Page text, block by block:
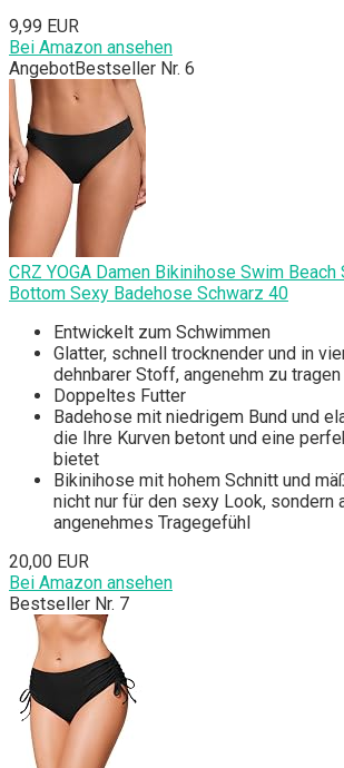
9,99 EUR
Bei Amazon ansehen
AngebotBestseller Nr. 6
CRZ YOGA Damen Bikinihose Swim
Bottom Sexy Badehose Schwarz 40
Entwickelt zum Schwimmen
Glatter, schnell trocknender und in
dehnbarer Stoff, angenehm zu tragen
Doppeltes Futter
Badehose mit niedrigem Bund und
die Ihre Kurven betont und eine
bietet
Bikinihose mit hohem Schnitt und
nicht nur für den sexy Look, sondern
angenehmes Tragegefühl
20,00 EUR
Bei Amazon ansehen
Bestseller Nr. 7